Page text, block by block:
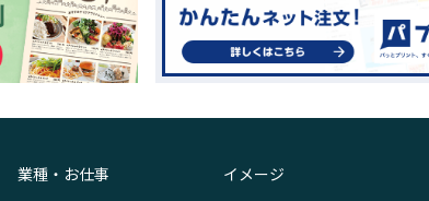
業種・お仕事 イメージ